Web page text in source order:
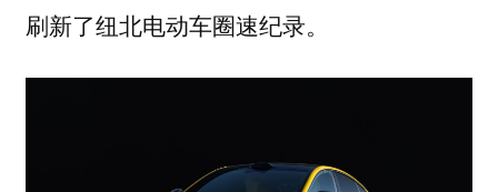
刷新了纽北电动车圈速纪录。